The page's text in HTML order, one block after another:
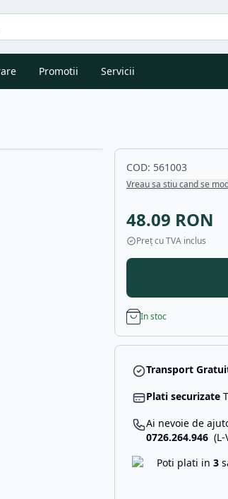
Promotii Servicii
COD: 561003
Vreau sa stiu cand se
48.09 RON
Preț cu TVA inclus
In stoc
Transport
Plati securizate
Ai nevoie de
0726.264.946
Poti plati in 3